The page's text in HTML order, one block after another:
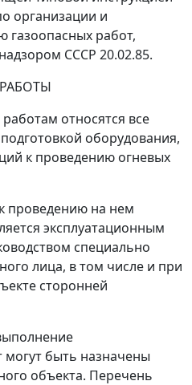
организации и
газоопасных работ,
СССР 20.02.85.
относятся все
оборудования,
к проведению огневых
проведению на нем
эксплуатационным
специально
лица, в том числе и при
сторонней
могут быть назначены
объекта. Перечень